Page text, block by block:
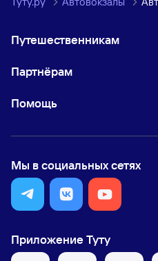
Путешественникам
Партнёрам
Помощь
Мы в социальных сетях
Приложение Туту